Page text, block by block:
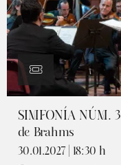
SIMFONÍA NÚM. 3
de Brahms
30.01.2027
18:30 h